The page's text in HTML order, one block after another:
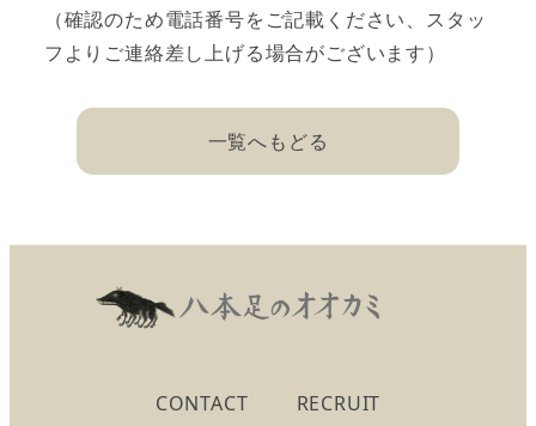
（確認のため電話番号をご記載ください、スタッ
フよりご連絡差し上げる場合がございます）
一覧へもどる
CONTACT RECRUIT